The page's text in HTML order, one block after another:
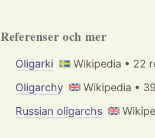
Referenser och mer
Oligarki
Wikipedia • 22
Oligarchy
Wikipedia •
Russian oligarchs